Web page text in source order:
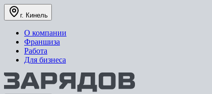
г. Кинель
О компании
Франшиза
Работа
Для бизнеса